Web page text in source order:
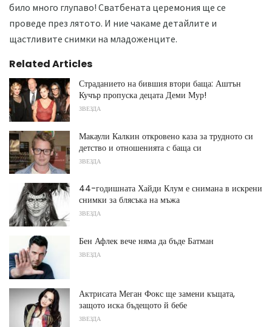
било много глупаво! Сватбената церемония ще се
проведе през лятото. И ние чакаме детайлите и
щастливите снимки на младоженците.
Related Articles
Страданието на бившия втори баща: Аштън
Кучър пропуска децата Деми Мур!
ЗВЕЗДА
Макаули Калкин откровено каза за трудното си
детство и отношенията с баща си
ЗВЕЗДА
44-годишната Хайди Клум е снимана в искрени
снимки за блясъка на мъжа
ЗВЕЗДА
Бен Афлек вече няма да бъде Батман
ЗВЕЗДА
Актрисата Меган Фокс ще замени къщата,
защото иска бъдещото й бебе
ЗВЕЗДА